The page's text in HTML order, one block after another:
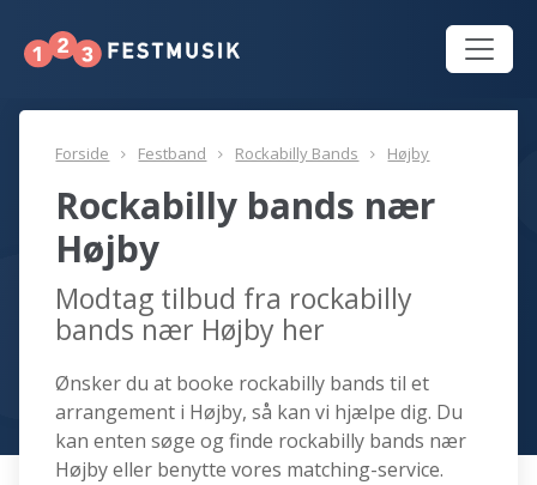
Forside Festband Rockabilly Bands Højby
Rockabilly bands nær
Højby
Modtag tilbud fra rockabilly
bands nær Højby her
Ønsker du at booke rockabilly bands til et
arrangement i Højby, så kan vi hjælpe dig. Du
kan enten søge og finde rockabilly bands nær
Højby eller benytte vores matching-service.